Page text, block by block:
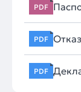
PDF
PDF
PDF